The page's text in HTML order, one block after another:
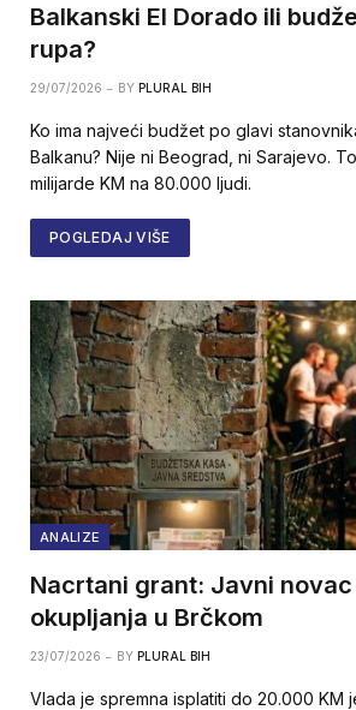
Balkanski El Dorado ili
rupa?
29/07/2026 BY PLURAL BIH
Ko ima najveći budžet po glavi
Balkanu? Nije ni Beograd, ni Sarajevo.
milijarde KM na 80.000 ljudi.
POGLEDAJ VIŠE
ANALIZE
Nacrtani grant: Javni
okupljanja u Brčkom
23/07/2026 BY PLURAL BIH
Vlada je spremna isplatiti do 20.000 KM